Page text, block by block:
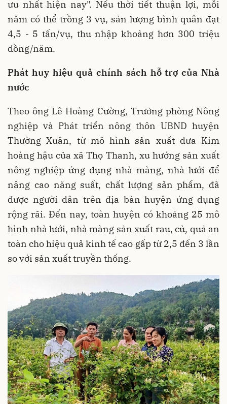
ưu nhất hiện nay". Nếu thời tiết thuận lợi, mỗi
năm có thể trồng 3 vụ, sản lượng bình quân đạt
4,5 - 5 tấn/vụ, thu nhập khoảng hơn 300 triệu
đồng/năm.
Phát huy hiệu quả chính sách hỗ trợ của Nhà
nước
Theo ông Lê Hoàng Cường, Trưởng phòng Nông
nghiệp và Phát triển nông thôn UBND huyện
Thường Xuân, từ mô hình sản xuất dưa Kim
hoàng hậu của xã Thọ Thanh, xu hướng sản xuất
nông nghiệp ứng dụng nhà màng, nhà lưới để
nâng cao năng suất, chất lượng sản phẩm, đã
được người dân trên địa bàn huyện ứng dụng
rộng rãi. Đến nay, toàn huyện có khoảng 25 mô
hình nhà lưới, nhà màng sản xuất rau, củ, quả an
toàn cho hiệu quả kinh tế cao gấp từ 2,5 đến 3 lần
so với sản xuất truyền thống.